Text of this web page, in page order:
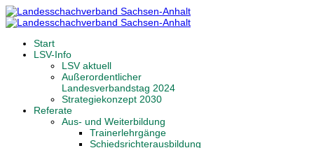
Start
LSV-Info
LSV aktuell
Außerordentlicher
Landesverbandstag 2024
Strategiekonzept 2030
Referate
Aus- und Weiterbildung
Trainerlehrgänge
Schiedsrichterausbildung